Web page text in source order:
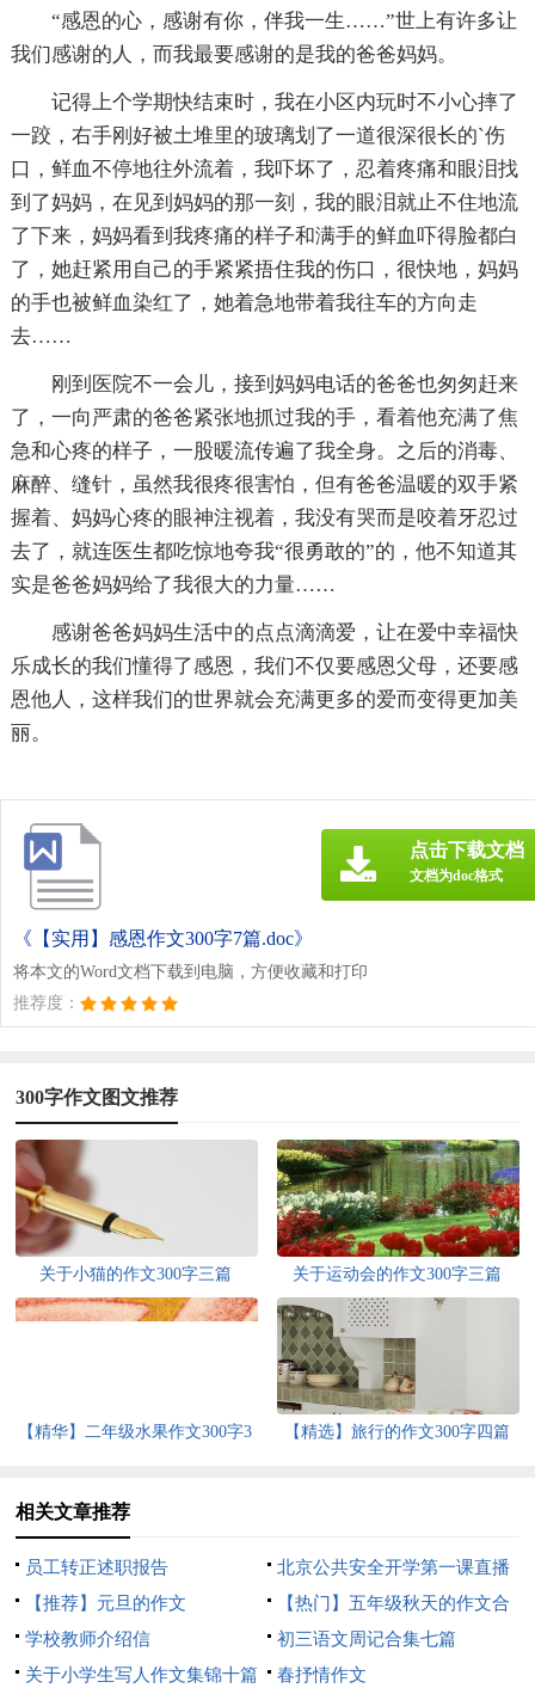
“感恩的心，感谢有你，伴我一生……”世上有许多让
我们感谢的人，而我最要感谢的是我的爸爸妈妈。
记得上个学期快结束时，我在小区内玩时不小心摔了
一跤，右手刚好被土堆里的玻璃划了一道很深很长的`伤
口，鲜血不停地往外流着，我吓坏了，忍着疼痛和眼泪找
到了妈妈，在见到妈妈的那一刻，我的眼泪就止不住地流
了下来，妈妈看到我疼痛的样子和满手的鲜血吓得脸都白
了，她赶紧用自己的手紧紧捂住我的伤口，很快地，妈妈
的手也被鲜血染红了，她着急地带着我往车的方向走
去……
刚到医院不一会儿，接到妈妈电话的爸爸也匆匆赶来
了，一向严肃的爸爸紧张地抓过我的手，看着他充满了焦
急和心疼的样子，一股暖流传遍了我全身。之后的消毒、
麻醉、缝针，虽然我很疼很害怕，但有爸爸温暖的双手紧
握着、妈妈心疼的眼神注视着，我没有哭而是咬着牙忍过
去了，就连医生都吃惊地夸我“很勇敢的”的，他不知道其
实是爸爸妈妈给了我很大的力量……
感谢爸爸妈妈生活中的点点滴滴爱，让在爱中幸福快
乐成长的我们懂得了感恩，我们不仅要感恩父母，还要感
恩他人，这样我们的世界就会充满更多的爱而变得更加美
丽。
《【实用】感恩作文300字7篇.doc》
将本文的Word文档下载到电脑，方便收藏和打印
推荐度：
点击下载文档
文档为doc格式
300字作文图文推荐
关于小猫的作文300字三篇 关于运动会的作文300字三篇
【精华】二年级水果作文300字3
【精选】旅行的作文300字四篇
相关文章推荐
员工转正述职报告
北京公共安全开学第一课直播
心得体会
【推荐】元旦的作文
【热门】五年级秋天的作文合
集八篇
学校教师介绍信
初三语文周记合集七篇
关于小学生写人作文集锦十篇
春抒情作文